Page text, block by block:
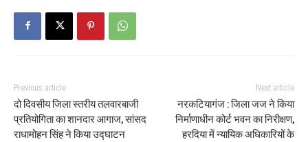
Previous article
दो दिवसीय जिला स्तरीय तलवारबाजी
प्रतियोगिता का शानदार आगाज, सांसद
राधामोहन सिंह ने किया उद्घाटन
Next article
नरकटियागंज : जिला जज ने किया
निर्माणाधीन कोर्ट भवन का निरीक्षण,
हरदिया में न्यायिक अधिकारियों के